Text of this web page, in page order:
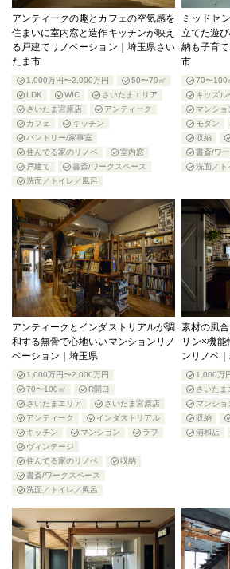
アンティークの趣とカフェの空気感を
住まいに室内窓と造作キッチンが映え
る戸建てリノベーション｜埼玉県さい
たま市
1,000万円〜2,000万円
50〜70㎡
LDK
WIC
さいたまエリア
さいたま宮原店
アンティーク
カフェ
キッチン
パントリー/家事室
住んでる家のリノベ
室内窓
戸建て
書斎/ワークスペース
洗面／トイレ／風呂
ミッドセ
立てた遊
納も子育
市
70〜100
キッズル
マンショ
モダン
収納
書斎/ワ
洗面／ト
アンティークとインダストリアルが調
和する無骨で心地いいマンションリノ
ベーション｜埼玉県
1,000万円〜2,000万円
70〜100㎡
R開口
さいたまエリア
さいたま宮原店
アンティーク
インダストリアル
キッチン
マンション
ラフ
ヴィンテージ
住んでる家のリノベ
収納
書斎/ワークスペース
洗面／トイレ／風呂
素材の風
リン×機能
ンリノベ
1,000万
さいたま
マンショ
収納
浦和店